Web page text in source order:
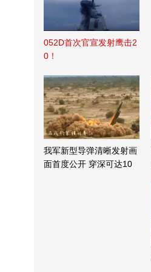
052D首次官宣发射鹰击2
0！
我军新型导弹清晰发射画
面首度公开 穿深可达10